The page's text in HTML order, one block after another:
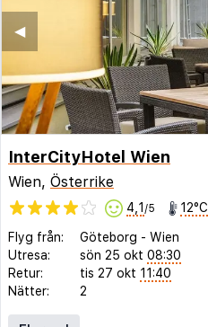
◀︎
InterCityHotel Wien
Wien, Österrike
4,1 /5 12°C
Flyg från: Göteborg - Wien
Utresa:
sön 25 okt 08:30
Retur:
tis 27 okt 11:40
Nätter:
2